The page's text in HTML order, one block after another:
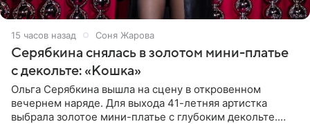
15 часов назад Соня Жарова
Серябкина снялась в золотом мини-платье
с декольте: «Кошка»
Ольга Серябкина вышла на сцену в откровенном
вечернем наряде. Для выхода 41-летняя артистка
выбрала золотое мини-платье с глубоким декольте.